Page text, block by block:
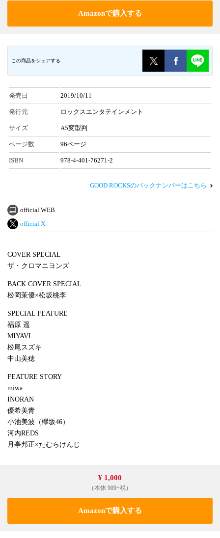
Amazonで購入する
この商品をシェアする
発売日 2019/10/11
発行元 ロックスエンタテインメント
サイズ A5変型判
ページ数 96ページ
ISBN 978-4-401-76271-2
GOOD ROCKSのバックナンバーはこちら
official WEB
official X
COVER SPECIAL
ザ・クロマニヨンズ
BACK COVER SPECIAL
松岡茉優×松坂桃李
SPECIAL FEATURE
福原 遥
MIYAVI
松尾スズキ
中山美穂
FEATURE STORY
miwa
INORAN
優希美青
小池美波（欅坂46）
河内REDS
月亭邦正×たむらけんじ
¥ 1,000
（本体 909+税）
Amazonで購入する